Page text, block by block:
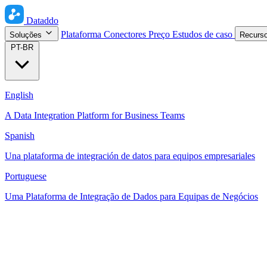
Dataddo
Soluções Plataforma Conectores Preço Estudos de caso
PT-BR
English
A Data Integration Platform for Business Teams
Spanish
Una plataforma de integración de datos para equipos empresariales
Portuguese
Uma Plataforma de Integração de Dados para Equipas de Negócios